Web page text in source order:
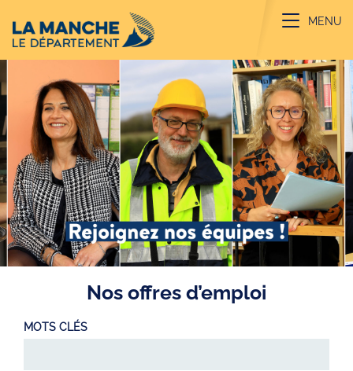
Toggle
MENU
Nos offres d’emploi
MOTS CLÉS